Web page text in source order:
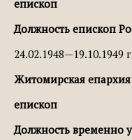
епископ
Должность епископ
24.02.1948—19.10.1949
Житомирская епархия
епископ
Должность временно